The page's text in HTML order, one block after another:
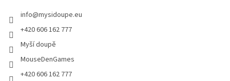
info@mysidoupe.eu
+420 606 162 777
Myší doupě
MouseDenGames
+420 606 162 777